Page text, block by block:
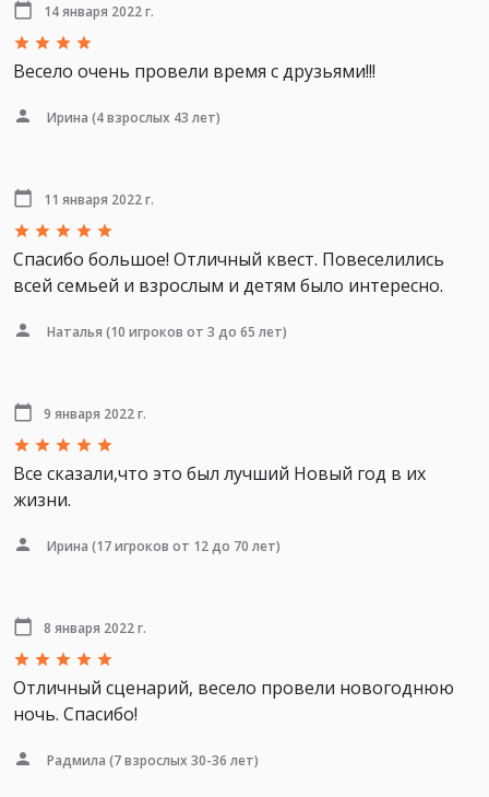
14 января 2022 г.
Весело очень провели время с друзьями!!!
Ирина (4 взрослых 43 лет)
11 января 2022 г.
Спасибо большое! Отличный квест. Повеселились
всей семьей и взрослым и детям было интересно.
Наталья (10 игроков от 3 до 65 лет)
9 января 2022 г.
Все сказали,что это был лучший Новый год в их
жизни.
Ирина (17 игроков от 12 до 70 лет)
8 января 2022 г.
Отличный сценарий, весело провели новогоднюю
ночь. Спасибо!
Радмила (7 взрослых 30-36 лет)